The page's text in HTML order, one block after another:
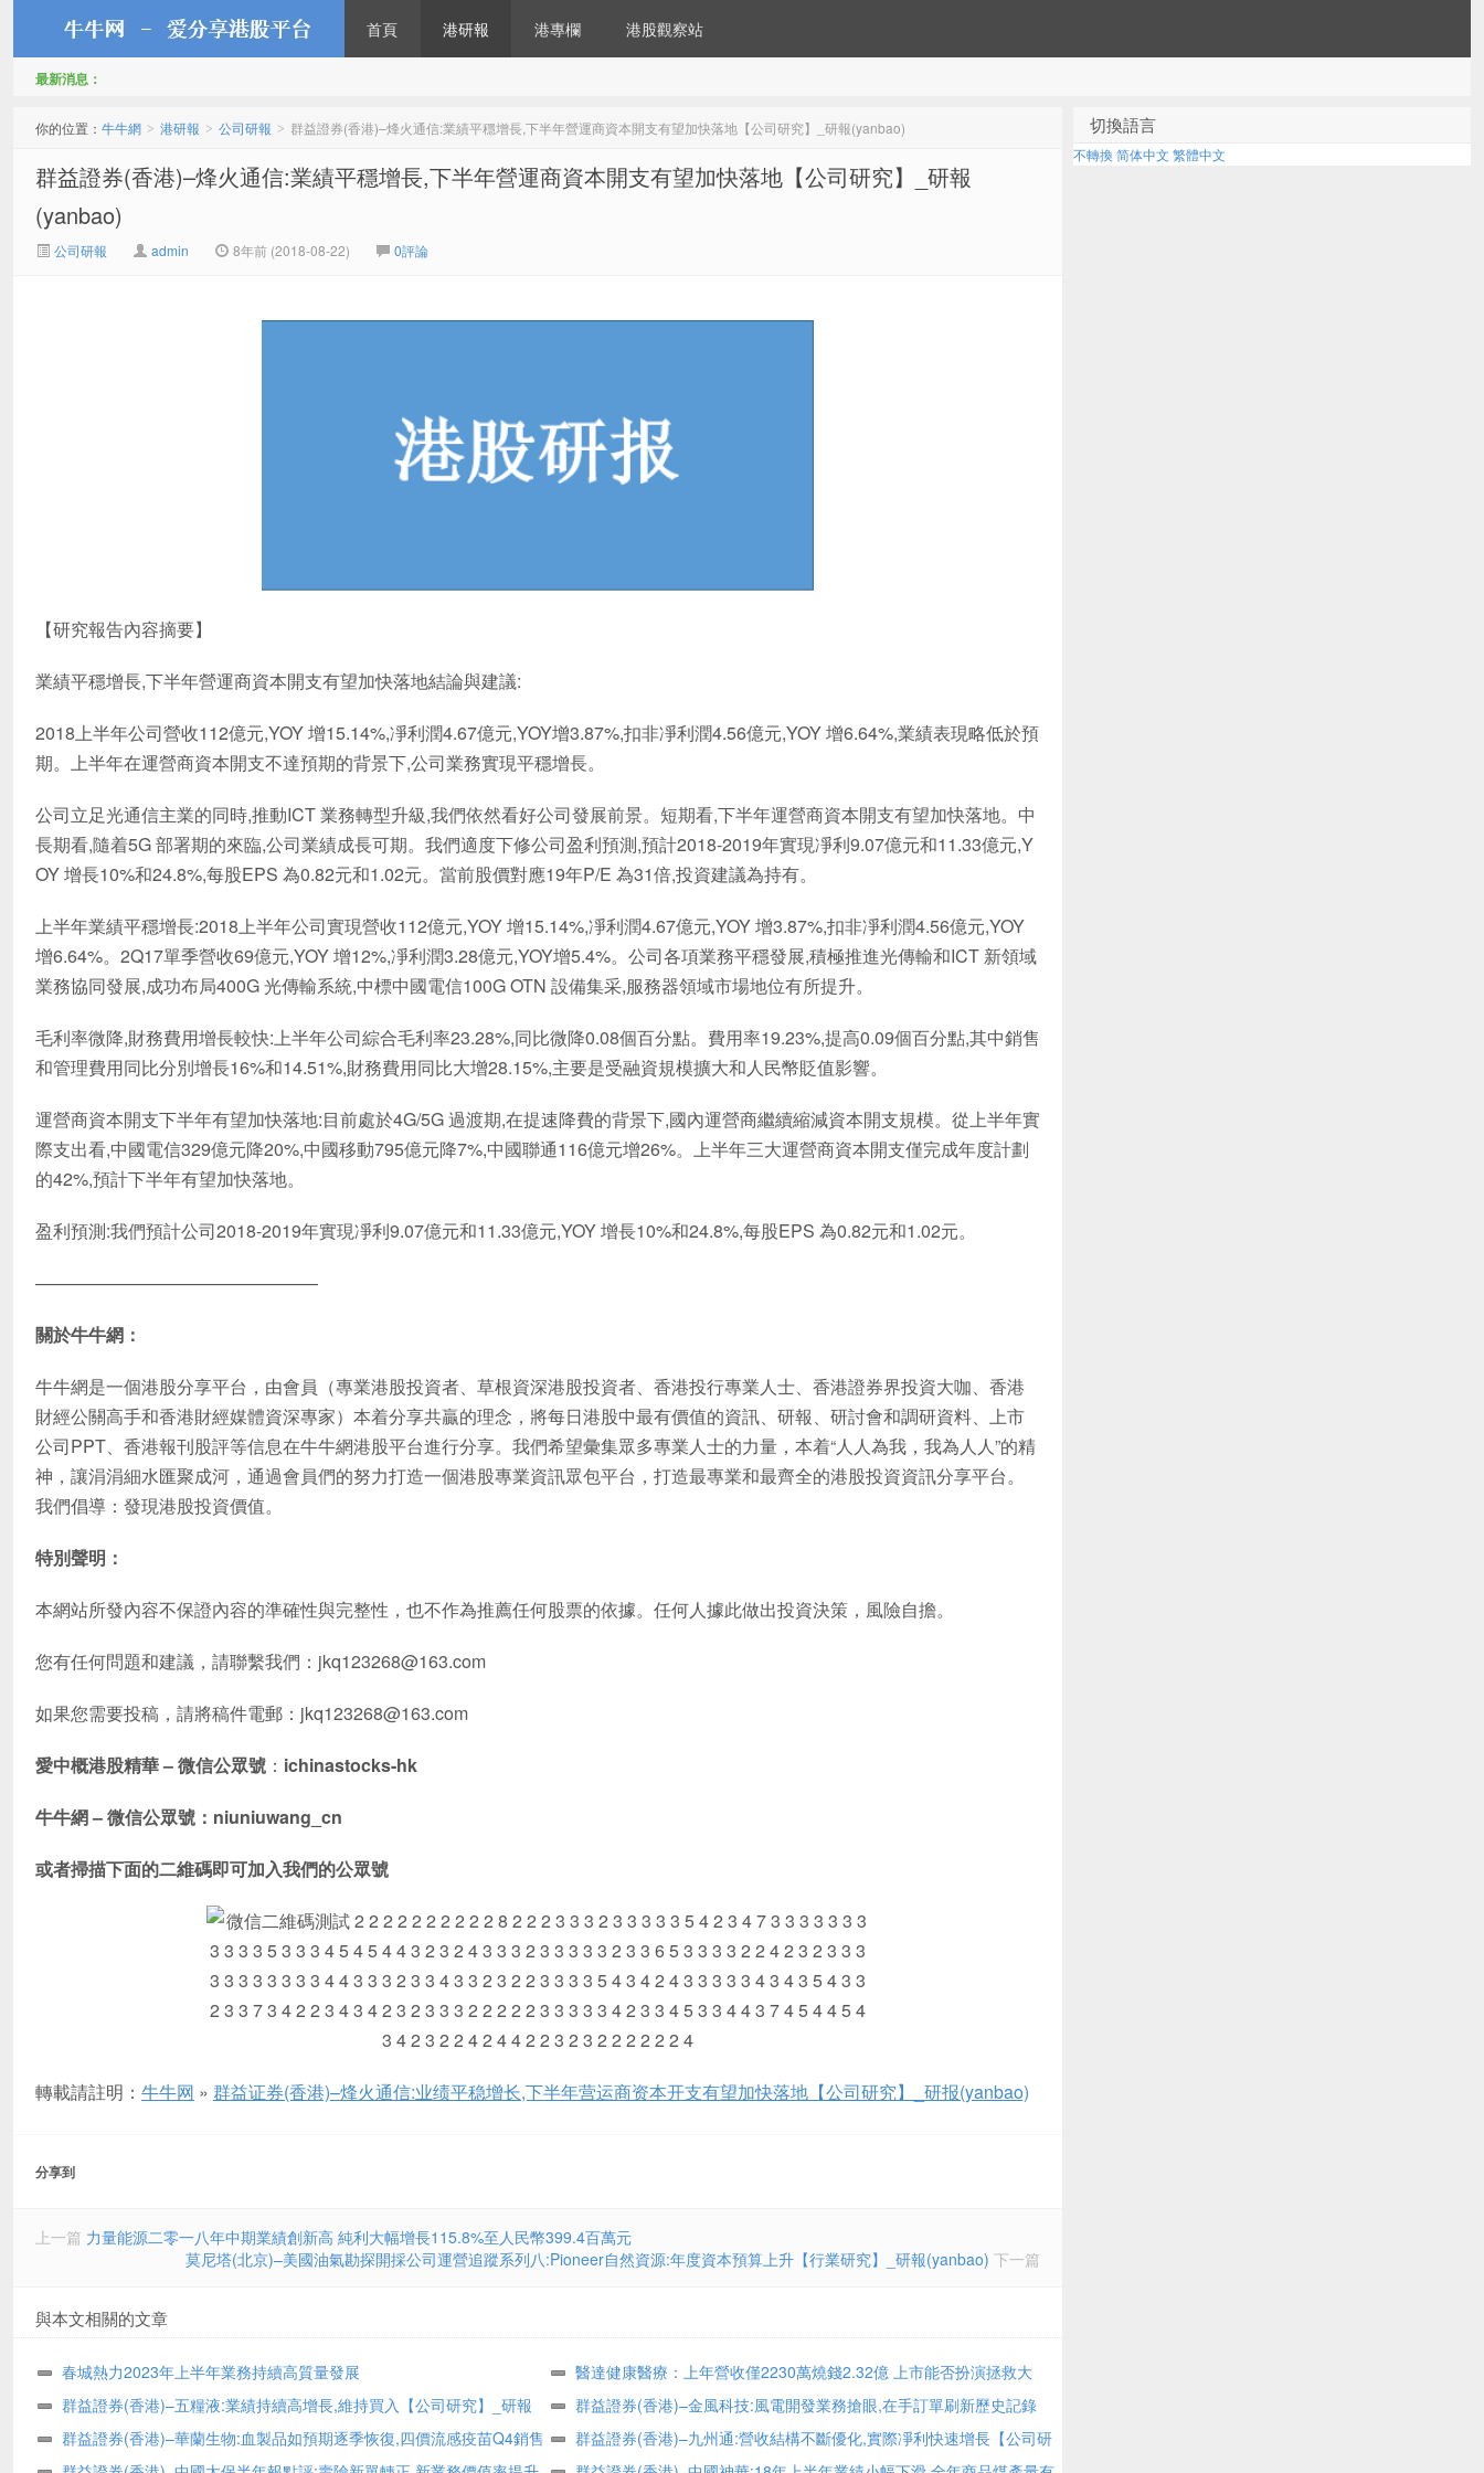
首頁 港研報 港專欄 港股觀察站
最新消息：
你的位置： 牛牛網 > 港研報 > 公司研報 > 群益證券(香港)–烽火通信:業績平穩增長,下半年營運商資本開支有望加快落地【公司研究】_研報(yanbao)
群益證券(香港)–烽火通信:業績平穩增長,下半年營運商資本開支有望加快落地【公司研究】_研報
(yanbao)
公司研報 admin 8年前 (2018-08-22) 0評論
【研究報告內容摘要】
業績平穩增長,下半年營運商資本開支有望加快落地結論與建議:
2018上半年公司營收112億元,YOY 增15.14%,凈利潤4.67億元,YOY增3.87%,扣非凈利潤4.56億元,YOY 增6.64%,業績表現略低於預
期。上半年在運營商資本開支不達預期的背景下,公司業務實現平穩增長。
公司立足光通信主業的同時,推動ICT 業務轉型升級,我們依然看好公司發展前景。短期看,下半年運營商資本開支有望加快落地。中
長期看,隨着5G 部署期的來臨,公司業績成長可期。我們適度下修公司盈利預測,預計2018-2019年實現凈利9.07億元和11.33億元,Y
OY 增長10%和24.8%,每股EPS 為0.82元和1.02元。當前股價對應19年P/E 為31倍,投資建議為持有。
上半年業績平穩增長:2018上半年公司實現營收112億元,YOY 增15.14%,凈利潤4.67億元,YOY 增3.87%,扣非凈利潤4.56億元,YOY
增6.64%。2Q17單季營收69億元,YOY 增12%,凈利潤3.28億元,YOY增5.4%。公司各項業務平穩發展,積極推進光傳輸和ICT 新領域
業務協同發展,成功布局400G 光傳輸系統,中標中國電信100G OTN 設備集采,服務器領域市場地位有所提升。
毛利率微降,財務費用增長較快:上半年公司綜合毛利率23.28%,同比微降0.08個百分點。費用率19.23%,提高0.09個百分點,其中銷售
和管理費用同比分別增長16%和14.51%,財務費用同比大增28.15%,主要是受融資規模擴大和人民幣貶值影響。
運營商資本開支下半年有望加快落地:目前處於4G/5G 過渡期,在提速降費的背景下,國內運營商繼續縮減資本開支規模。從上半年實
際支出看,中國電信329億元降20%,中國移動795億元降7%,中國聯通116億元增26%。上半年三大運營商資本開支僅完成年度計劃
的42%,預計下半年有望加快落地。
盈利預測:我們預計公司2018-2019年實現凈利9.07億元和11.33億元,YOY 增長10%和24.8%,每股EPS 為0.82元和1.02元。
————————————————
關於牛牛網：
牛牛網是一個港股分享平台，由會員（專業港股投資者、草根資深港股投資者、香港投行專業人士、香港證券界投資大咖、香港
財經公關高手和香港財經媒體資深專家）本着分享共贏的理念，將每日港股中最有價值的資訊、研報、研討會和調研資料、上市
公司PPT、香港報刊股評等信息在牛牛網港股平台進行分享。我們希望彙集眾多專業人士的力量，本着“人人為我，我為人人”的精
神，讓涓涓細水匯聚成河，通過會員們的努力打造一個港股專業資訊眾包平台，打造最專業和最齊全的港股投資資訊分享平台。
我們倡導：發現港股投資價值。
特別聲明：
本網站所發內容不保證內容的準確性與完整性，也不作為推薦任何股票的依據。任何人據此做出投資決策，風險自擔。
您有任何問題和建議，請聯繫我們：jkq123268@163.com
如果您需要投稿，請將稿件電郵：jkq123268@163.com
愛中概港股精華 – 微信公眾號 ： ichinastocks-hk
牛牛網 – 微信公眾號：niuniuwang_cn
或者掃描下面的二維碼即可加入我們的公眾號
轉載請註明： 牛牛网 » 群益证券(香港)–烽火通信:业绩平稳增长,下半年营运商资本开支有望加快落地【公司研究】_研报(yanbao)
分享到
上一篇 力量能源二零一八年中期業績創新高 純利大幅增長115.8%至人民幣399.4百萬元
莫尼塔(北京)–美國油氣勘探開採公司運營追蹤系列八:Pioneer自然資源:年度資本預算上升【行業研究】_研報(yanbao) 下一篇
與本文相關的文章
春城熱力2023年上半年業務持續高質量發展
醫達健康醫療：上年營收僅2230萬燒錢2.32億 上市能否扮演拯救大
兵？
群益證券(香港)–五糧液:業績持續高增長,維持買入【公司研究】_研報
(yanbao)
群益證券(香港)–金風科技:風電開發業務搶眼,在手訂單刷新歷史記錄
【公司研究】_研報(yanbao)
群益證券(香港)–華蘭生物:血製品如預期逐季恢復,四價流感疫苗Q4銷售
群益證券(香港)–九州通:營收結構不斷優化,實際凈利快速增長【公司研
切換語言
不轉換 简体中文 繁體中文